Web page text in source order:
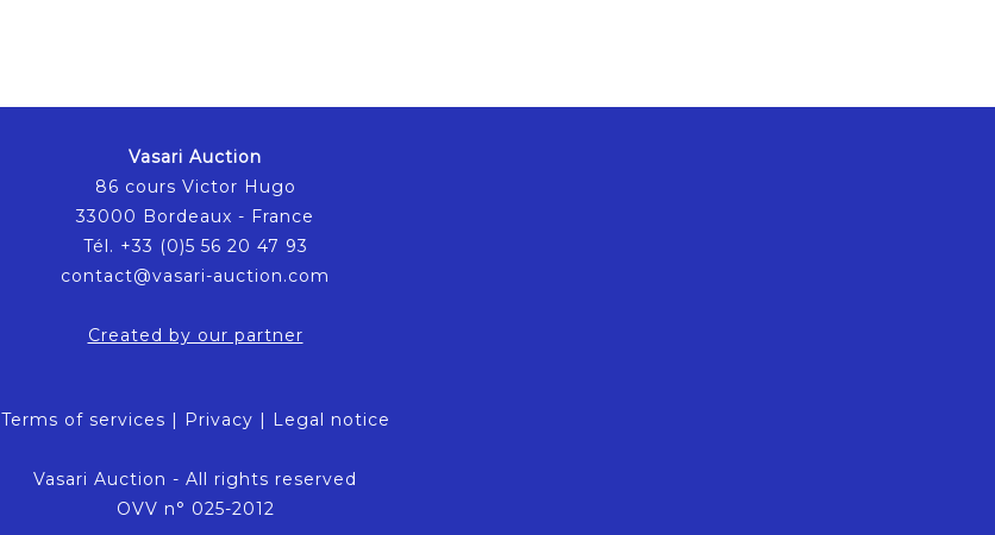
Vasari Auction
86 cours Victor Hugo
33000 Bordeaux - France
Tél. +33 (0)5 56 20 47 93
contact@vasari-auction.com
Created by our partner
Terms of services | Privacy | Legal notice
Vasari Auction - All rights reserved
OVV n° 025-2012